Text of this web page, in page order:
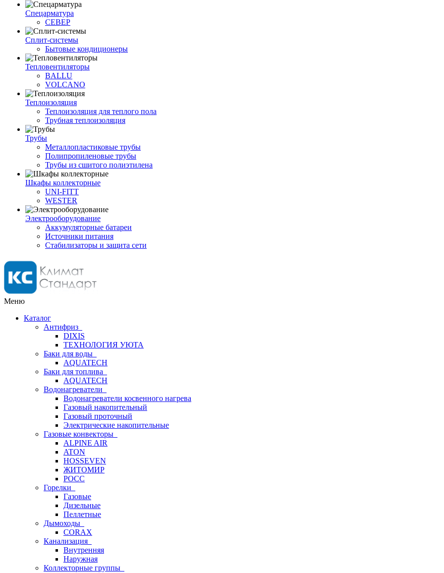
Спецарматура
СЕВЕР
Сплит-системы
Бытовые кондиционеры
Тепловентиляторы
BALLU
VOLCANO
Теплоизоляция
Теплоизоляция для теплого пола
Трубная теплоизоляция
Трубы
Металлопластиковые трубы
Полипропиленовые трубы
Трубы из сшитого полиэтилена
Шкафы коллекторные
UNI-FITT
WESTER
Электрооборудование
Аккумуляторные батареи
Источники питания
Стабилизаторы и защита сети
Меню
Каталог
Антифриз
DIXIS
ТЕХНОЛОГИЯ УЮТА
Баки для воды
AQUATECH
Баки для топлива
AQUATECH
Водонагреватели
Водонагреватели косвенного нагрева
Газовый накопительный
Газовый проточный
Электрические накопительные
Газовые конвекторы
ALPINE AIR
ATON
HOSSEVEN
ЖИТОМИР
РОСС
Горелки
Газовые
Дизельные
Пеллетные
Дымоходы
CORAX
Канализация
Внутренняя
Наружная
Коллекторные группы